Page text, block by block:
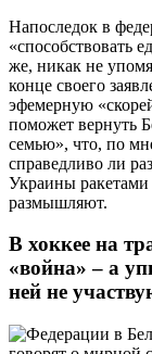
Напоследок в
«способствовать
же, никак не
конце своего
эфемерную
поможет вернуть
семью», что, по
справедливо ли
Украины ракетами
размышляют.
В хоккее на
«война» – а
ней не